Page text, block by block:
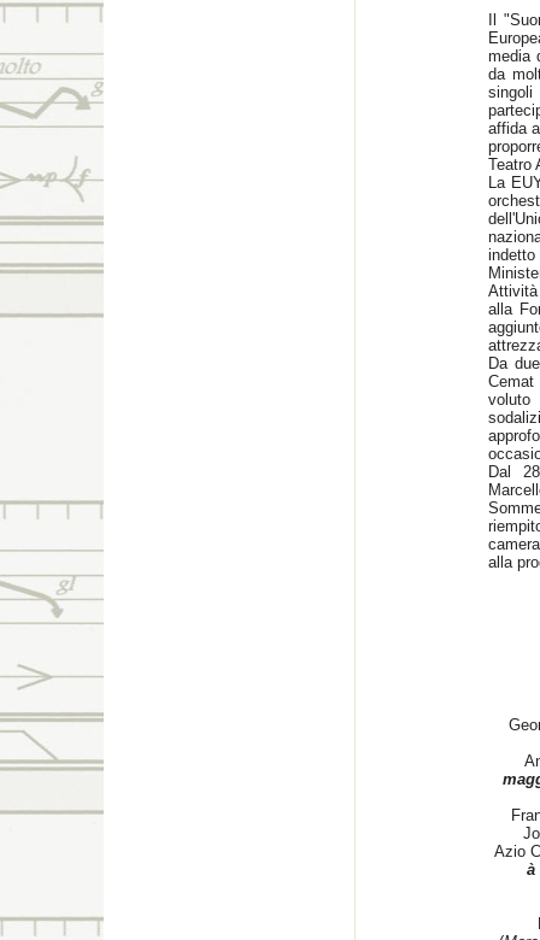
Il
media
da
affida
Teatro
La
Attività
alla
Da
Dal
alla
Azio
à